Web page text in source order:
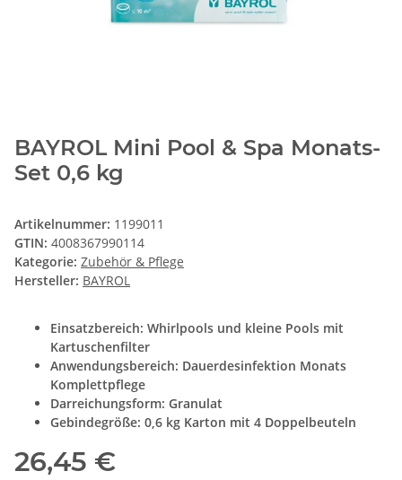
BAYROL Mini Pool & Spa Monats-
Set 0,6 kg
Artikelnummer: 1199011
GTIN: 4008367990114
Kategorie: Zubehör & Pflege
Hersteller: BAYROL
Einsatzbereich: Whirlpools und kleine Pools mit
Kartuschenfilter
Anwendungsbereich: Dauerdesinfektion Monats
Komplettpflege
Darreichungsform: Granulat
Gebindegröße: 0,6 kg Karton mit 4 Doppelbeuteln
26,45 €